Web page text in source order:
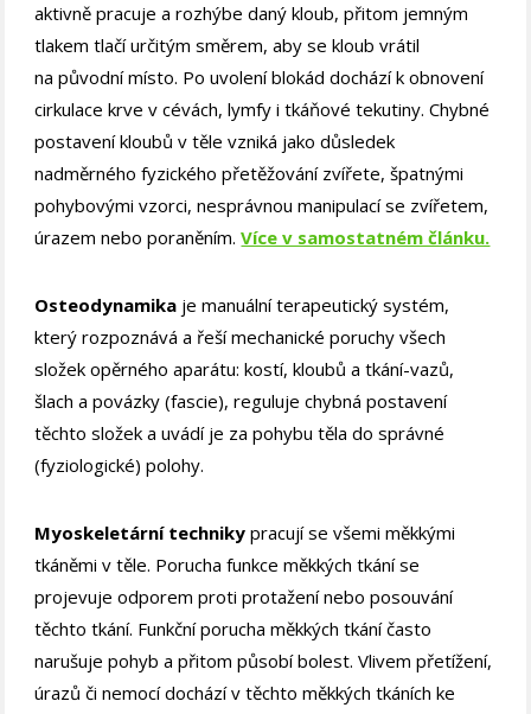
aktivně pracuje a rozhýbe daný kloub, přitom jemným
tlakem tlačí určitým směrem, aby se kloub vrátil
na původní místo. Po uvolení blokád dochází k obnovení
cirkulace krve v cévách, lymfy i tkáňové tekutiny. Chybné
postavení kloubů v těle vzniká jako důsledek
nadměrného fyzického přetěžování zvířete, špatnými
pohybovými vzorci, nesprávnou manipulací se zvířetem,
úrazem nebo poraněním.Více v samostatném článku.
Osteodynamika je manuální terapeutický systém,
který rozpoznává a řeší mechanické poruchy všech
složek opěrného aparátu: kostí, kloubů a tkání-vazů,
šlach a povázky (fascie), reguluje chybná postavení
těchto složek a uvádí je za pohybu těla do správné
(fyziologické) polohy.
Myoskeletární techniky pracují se všemi měkkými
tkáněmi v těle. Porucha funkce měkkých tkání se
projevuje odporem proti protažení nebo posouvání
těchto tkání. Funkční porucha měkkých tkání často
narušuje pohyb a přitom působí bolest. Vlivem přetížení,
úrazů či nemocí dochází v těchto měkkých tkáních ke